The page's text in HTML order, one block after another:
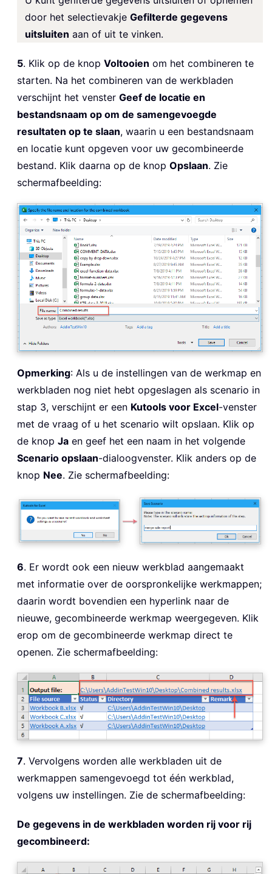
door het selectievakje Gefilterde gegevens
uitsluiten aan of uit te vinken.
5. Klik op de knop Voltooien om het combineren te
starten. Na het combineren van de werkbladen
verschijnt het venster Geef de locatie en
bestandsnaam op om de samengevoegde
resultaten op te slaan, waarin u een bestandsnaam
en locatie kunt opgeven voor uw gecombineerde
bestand. Klik daarna op de knop Opslaan. Zie
schermafbeelding:
Opmerking: Als u de instellingen van de werkmap en
werkbladen nog niet hebt opgeslagen als scenario in
stap 3, verschijnt er een Kutools voor Excel-venster
met de vraag of u het scenario wilt opslaan. Klik op
de knop Ja en geef het een naam in het volgende
Scenario opslaan-dialoogvenster. Klik anders op de
knop Nee. Zie schermafbeelding:
6. Er wordt ook een nieuw werkblad aangemaakt
met informatie over de oorspronkelijke werkmappen;
daarin wordt bovendien een hyperlink naar de
nieuwe, gecombineerde werkmap weergegeven. Klik
erop om de gecombineerde werkmap direct te
openen. Zie schermafbeelding:
7. Vervolgens worden alle werkbladen uit de
werkmappen samengevoegd tot één werkblad,
volgens uw instellingen. Zie de schermafbeelding:
De gegevens in de werkbladen worden rij voor rij
gecombineerd: